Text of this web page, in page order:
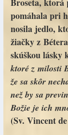
pomáhala pri
nosila jedlo,
žiačky z
skúškou lásky
ktoré z milosti
že sa skôr
než by sa
Božie je ich
(Sv. Vincent